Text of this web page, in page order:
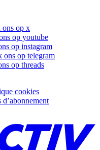
ons op x
op youtube
op instagram
ons op telegram
op threads
cookies